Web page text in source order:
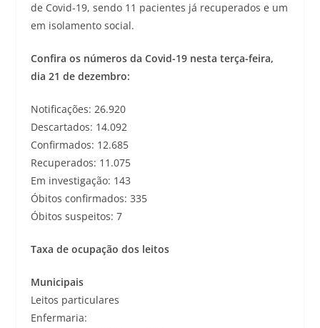
de Covid-19, sendo 11 pacientes já recuperados e um
em isolamento social.
Confira os números da Covid-19 nesta terça-feira,
dia 21 de dezembro:
Notificações: 26.920
Descartados: 14.092
Confirmados: 12.685
Recuperados: 11.075
Em investigação: 143
Óbitos confirmados: 335
Óbitos suspeitos: 7
Taxa de ocupação dos leitos
Municipais
Leitos particulares
Enfermaria: